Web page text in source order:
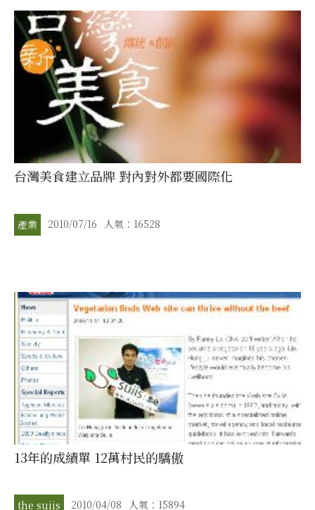
台灣美食建立品牌 對內對外都要國際化
產業 2010/07/16 人氣：16528
13年的成績單 12萬村民的驕傲
the suiis 2010/04/08 人氣：15894